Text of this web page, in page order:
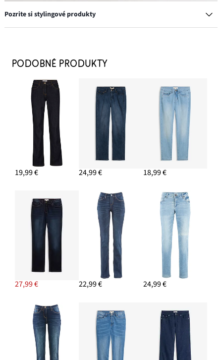
Pozrite si stylingové produkty
Blúzka Oxford, z bio bavlny
24,99 € -16%
PRIDAŤ DO KOŠÍKA
Strečový top (2 ks)
PRIDAŤ DO KOŠÍKA
Náušnice kruhy, z mosadze
19,99 €
29,99 €
PRIDAŤ DO KOŠÍKA
PODOBNÉ PRODUKTY
19,99 € 24,99 € 18,99 €
27,99 € 22,99 € 24,99 €